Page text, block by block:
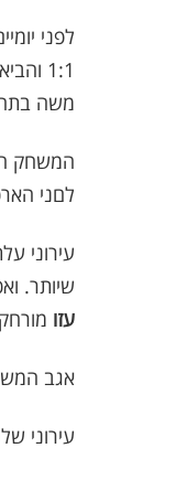
לפני
1:1
משה
המשחק
לםני
עירוני
שיותר.
עזו מורחק
אגב המשחק הוקדם מה-7 לחודש
עירוני שלנו ניצחה